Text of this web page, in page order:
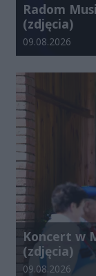
Radom
(zdjęcia)
Data dodania
09.08.2026
Koncert w
(zdjęcia)
Data dodania
09.08.2026